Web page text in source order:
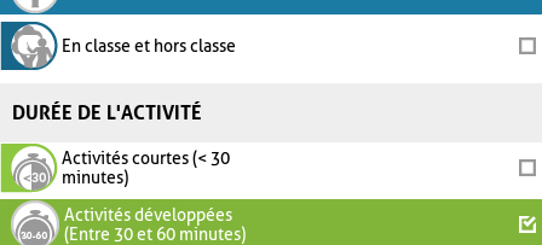
En classe et hors classe
DURÉE DE L'ACTIVITÉ
Activités courtes (< 30
minutes)
Activités développées
(Entre 30 et 60 minutes)